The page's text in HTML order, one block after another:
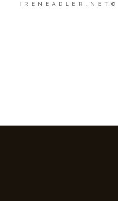
IRENEADLER.NET